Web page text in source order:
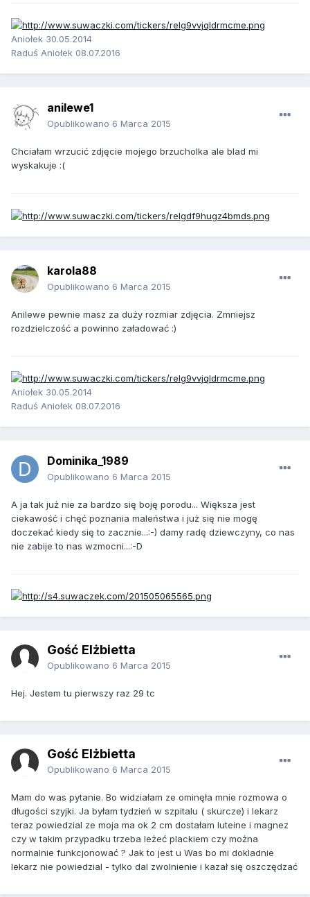
Aniołek 30.05.2014
Raduś Aniołek 08.07.2016
anilewe1
Opublikowano 6 Marca 2015
Chciałam wrzucić zdjęcie mojego brzucholka ale blad mi
wyskakuje :(
karola88
Opublikowano 6 Marca 2015
Anilewe pewnie masz za duży rozmiar zdjęcia. Zmniejsz
rozdzielczość a powinno załadować :)
Aniołek 30.05.2014
Raduś Aniołek 08.07.2016
Dominika_1989
Opublikowano 6 Marca 2015
A ja tak już nie za bardzo się boję porodu... Większa jest
ciekawość i chęć poznania maleństwa i już się nie mogę
doczekać kiedy się to zacznie...:-) damy radę dziewczyny, co nas
nie zabije to nas wzmocni...:-D
Gość Elżbietta
Opublikowano 6 Marca 2015
Hej. Jestem tu pierwszy raz 29 tc
Gość Elżbietta
Opublikowano 6 Marca 2015
Mam do was pytanie. Bo widziałam ze ominęła mnie rozmowa o
długości szyjki. Ja byłam tydzień w szpitalu ( skurcze) i lekarz
teraz powiedzial ze moja ma ok 2 cm dostałam luteine i magnez
czy w takim przypadku trzeba leżeć plackiem czy można
normalnie funkcjonować ? Jak to jest u Was bo mi dokladnie
lekarz nie powiedzial - tylko dal zwolnienie i kazał się oszczędzać